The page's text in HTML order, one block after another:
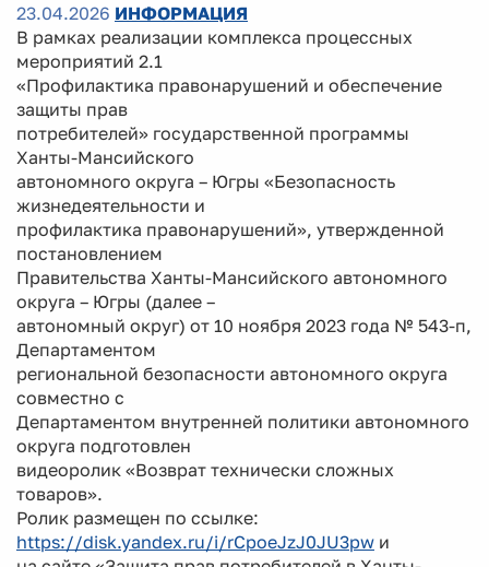
23.04.2026 ИНФОРМАЦИЯ
В рамках реализации комплекса процессных
мероприятий 2.1
«Профилактика правонарушений и обеспечение
защиты прав
потребителей» государственной программы
Ханты-Мансийского
автономного округа – Югры «Безопасность
жизнедеятельности и
профилактика правонарушений», утвержденной
постановлением
Правительства Ханты-Мансийского автономного
округа – Югры (далее –
автономный округ) от 10 ноября 2023 года № 543-п,
Департаментом
региональной безопасности автономного округа
совместно с
Департаментом внутренней политики автономного
округа подготовлен
видеоролик «Возврат технически сложных
товаров».
Ролик размещен по ссылке:
https://disk.yandex.ru/i/rCpoeJzJ0JU3pw и